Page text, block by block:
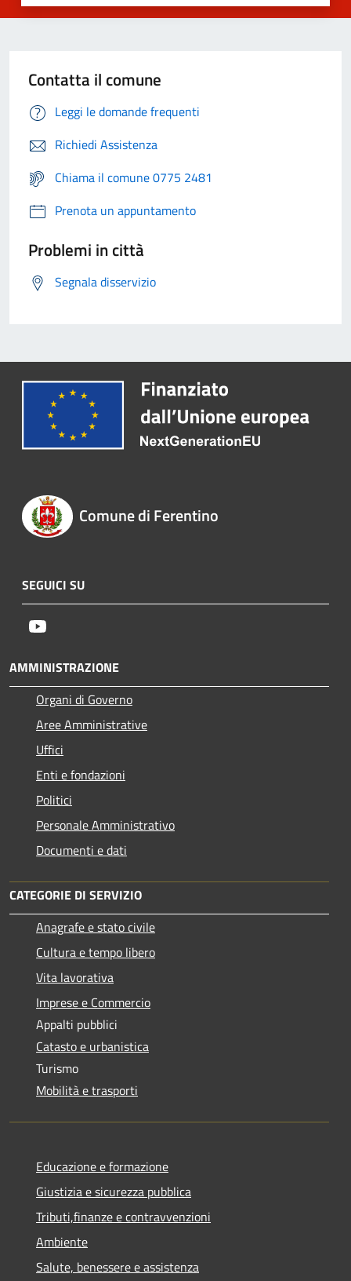
Contatta il comune
Leggi le domande frequenti
Richiedi Assistenza
Chiama il comune 0775 2481
Prenota un appuntamento
Problemi in città
Segnala disservizio
Comune di Ferentino
SEGUICI SU
AMMINISTRAZIONE
Organi di Governo
Aree Amministrative
Uffici
Enti e fondazioni
Politici
Personale Amministrativo
Documenti e dati
CATEGORIE DI SERVIZIO
Anagrafe e stato civile
Cultura e tempo libero
Vita lavorativa
Imprese e Commercio
Appalti pubblici
Catasto e urbanistica
Turismo
Mobilità e trasporti
Educazione e formazione
Giustizia e sicurezza pubblica
Tributi,finanze e contravvenzioni
Ambiente
Salute, benessere e assistenza